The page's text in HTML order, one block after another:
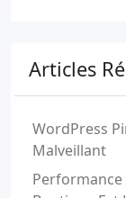
Articles
WordPress
Malveillant